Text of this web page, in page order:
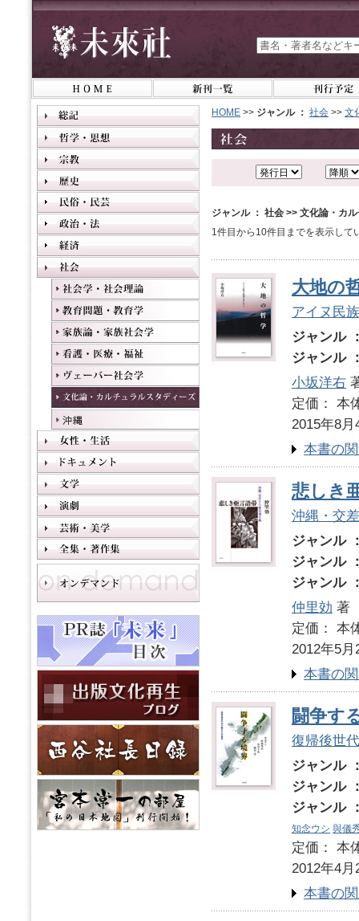
HOME >> ジャンル ： 社会 >> 文
ジャンル ： 社会 >> 文化論・カ
1件目から10件目までを表示して
大地の
アイヌ民
ジャンル
ジャンル
小坂洋右
定価：
2015年8月
本書の
悲しき
沖縄・交
ジャンル
ジャンル
ジャンル
仲里効 著
定価：
2012年5月
本書の
闘争す
復帰後世
ジャンル
ジャンル
ジャンル
知念ウシ 與儀
定価：
2012年4月
本書の